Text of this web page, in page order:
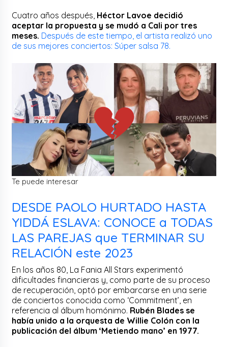
Cuatro años después, Héctor Lavoe decidió
aceptar la propuesta y se mudó a Cali por tres
meses. Después de este tiempo, el artista realizó uno
de sus mejores conciertos: Súper salsa 78.
Te puede interesar
DESDE PAOLO HURTADO HASTA
YIDDÁ ESLAVA: CONOCE a TODAS
LAS PAREJAS que TERMINAR SU
RELACIÓN este 2023
En los años 80, La Fania All Stars experimentó
dificultades financieras y, como parte de su proceso
de recuperación, optó por embarcarse en una serie
de conciertos conocida como ‘Commitment’, en
referencia al álbum homónimo. Rubén Blades se
había unido a la orquesta de Willie Colón con la
publicación del álbum ‘Metiendo mano’ en 1977.